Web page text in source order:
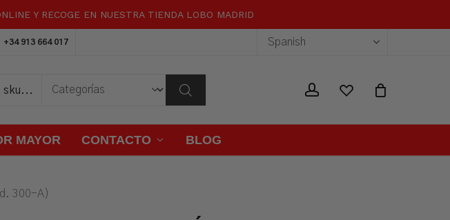
Y RECOGE EN NUESTRA TIENDA LOBO MADRID
+34 913 664 017
accountwishlist
MAYOR CONTACTO BLOG
Carrito Close
300-A)